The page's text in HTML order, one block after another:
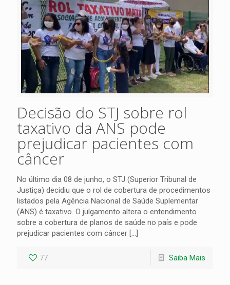
Decisão do STJ sobre rol
taxativo da ANS pode
prejudicar pacientes com
câncer
No último dia 08 de junho, o STJ (Superior Tribunal de
Justiça) decidiu que o rol de cobertura de procedimentos
listados pela Agência Nacional de Saúde Suplementar
(ANS) é taxativo. O julgamento altera o entendimento
sobre a cobertura de planos de saúde no país e pode
prejudicar pacientes com câncer […]
77 Saiba Mais